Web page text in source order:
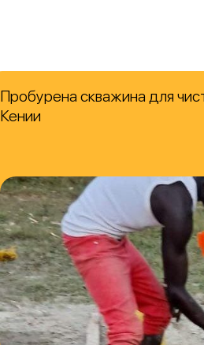
Пробурена скважина для
Кении